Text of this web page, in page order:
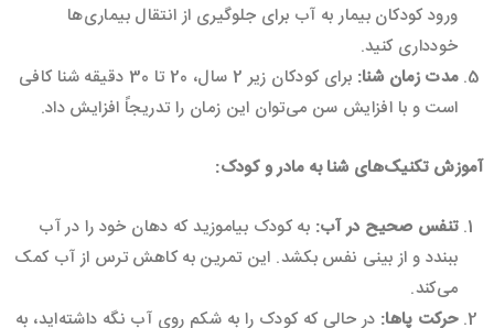
ورود کودکان بیمار به آب برای جلوگیری از انتقال بیماری‌ها
خودداری کنید.
مدت زمان شنا:
برای کودکان زیر 2 سال، 20 تا 30 دقیقه شنا کافی
است و با افزایش سن می‌توان این زمان را تدریجاً افزایش داد.
آموزش تکنیک‌های شنا به مادر و کودک:
تنفس صحیح در آب: به کودک بیاموزید که دهان خود را در آب
ببندد و از بینی نفس بکشد. این تمرین به کاهش ترس از آب کمک
می‌کند.
حرکت پاها: در حالی که کودک را به شکم روی آب نگه داشته‌اید، به